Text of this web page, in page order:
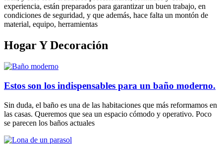
experiencia, están preparados para garantizar un buen trabajo, en
condiciones de seguridad, y que además, hace falta un montón de
material, equipo, herramientas
Hogar Y Decoración
Estos son los indispensables para un baño moderno.
Sin duda, el baño es una de las habitaciones que más reformamos en
las casas. Queremos que sea un espacio cómodo y operativo. Poco
se parecen los baños actuales